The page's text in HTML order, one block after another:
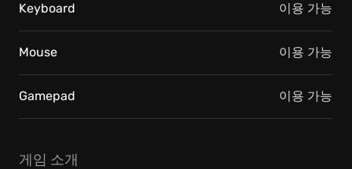
게임 소개
Keyboard 이용 가능
Mouse 이용 가능
Gamepad 이용 가능